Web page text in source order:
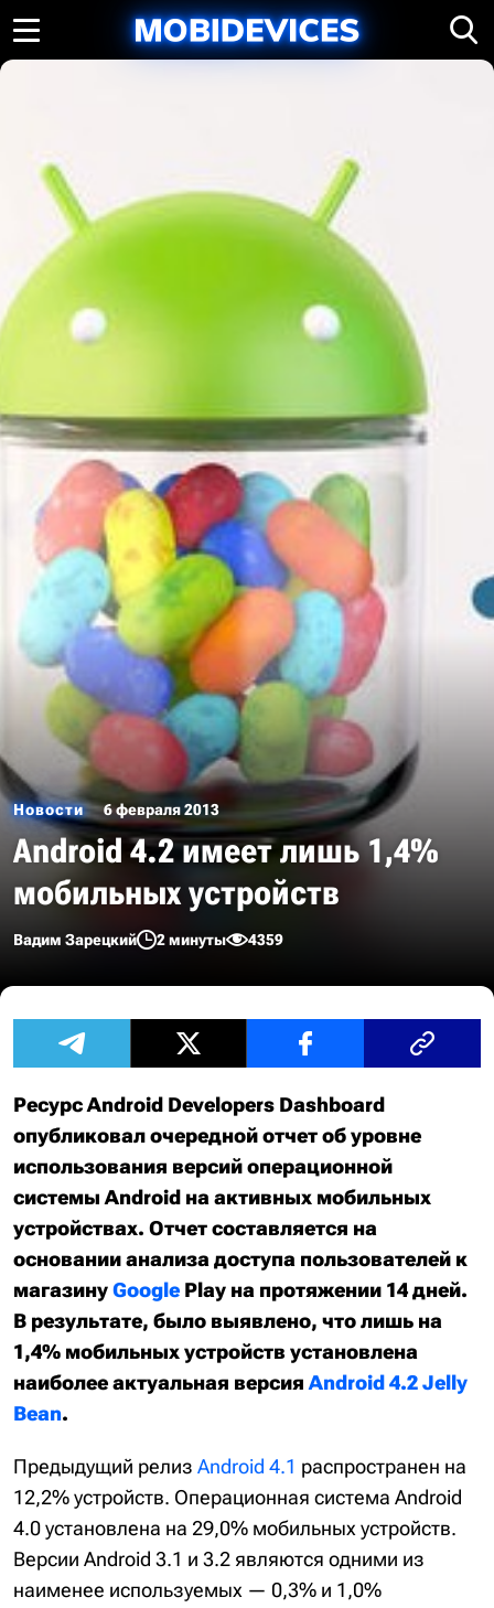
Новости 6 февраля 2013
Android 4.2 имеет лишь 1,4%
мобильных устройств
Вадим Зарецкий 2 минуты 4359
Ресурс Android Developers Dashboard
опубликовал очередной отчет об уровне
использования версий операционной
системы Android на активных мобильных
устройствах. Отчет составляется на
основании анализа доступа пользователей к
магазинуGoogle Play на протяжении 14 дней.
В результате, было выявлено, что лишь на
1,4% мобильных устройств установлена
наиболее актуальная версия Android 4.2 Jelly
Bean.
Предыдущий релиз Android 4.1 распространен на
12,2% устройств. Операционная система Android
4.0 установлена на 29,0% мобильных устройств.
Версии Android 3.1 и 3.2 являются одними из
наименее используемых — 0,3% и 1,0%